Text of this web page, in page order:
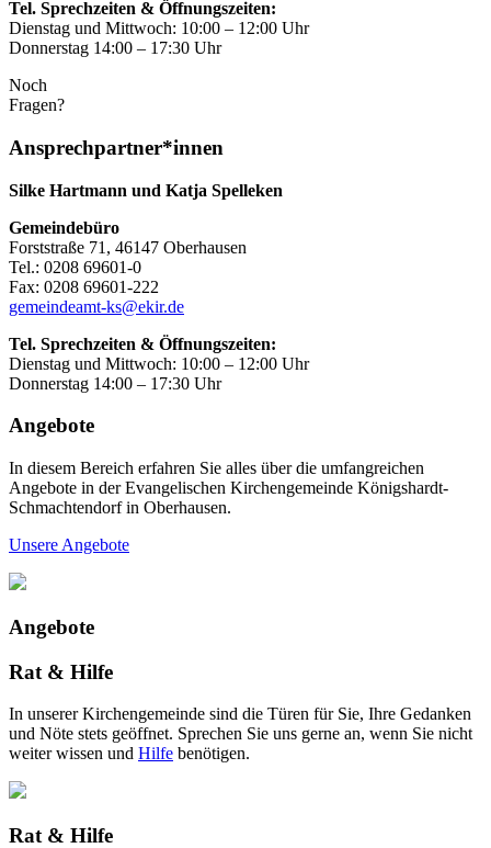
Tel. Sprechzeiten & Öffnungszeiten:
Dienstag und Mittwoch: 10:00 – 12:00 Uhr
Donnerstag 14:00 – 17:30 Uhr
Noch
Fragen?
Ansprechpartner*innen
Silke Hartmann und Katja Spelleken
Gemeindebüro
Forststraße 71, 46147 Oberhausen
Tel.: 0208 69601-0
Fax: 0208 69601-222
gemeindeamt-ks@ekir.de
Tel. Sprechzeiten & Öffnungszeiten:
Dienstag und Mittwoch: 10:00 – 12:00 Uhr
Donnerstag 14:00 – 17:30 Uhr
Angebote
In diesem Bereich erfahren Sie alles über die umfangreichen
Angebote in der Evangelischen Kirchengemeinde Königshardt-
Schmachtendorf in Oberhausen.
Unsere Angebote
Angebote
Rat & Hilfe
In unserer Kirchengemeinde sind die Türen für Sie, Ihre Gedanken
und Nöte stets geöffnet. Sprechen Sie uns gerne an, wenn Sie nicht
weiter wissen und Hilfe benötigen.
Rat & Hilfe